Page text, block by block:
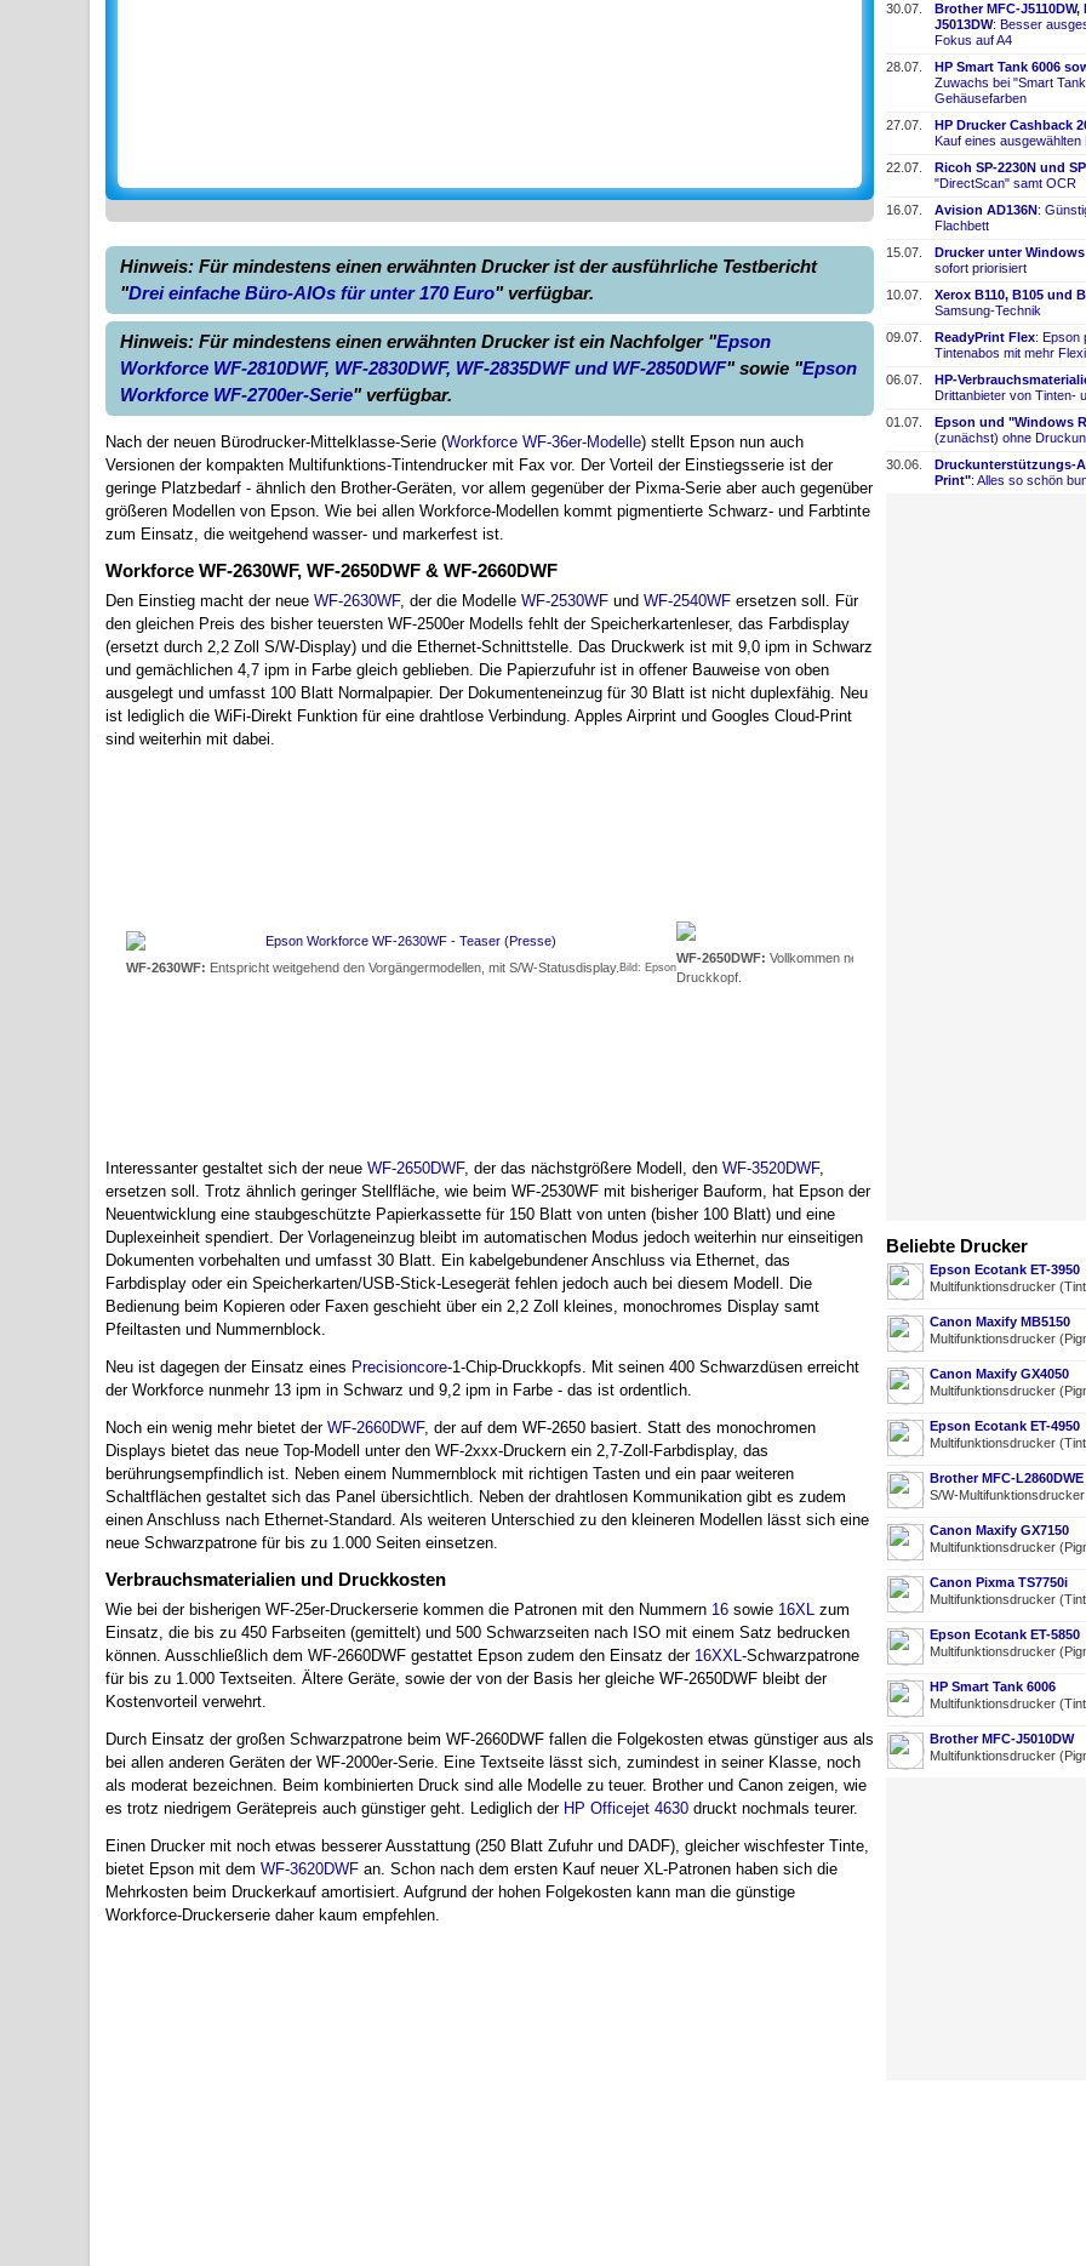
Hinweis: Für mindestens einen erwähnten Drucker ist der ausführliche Testbericht
"Drei einfache Büro-AIOs für unter 170 Euro" verfügbar.
Hinweis: Für mindestens einen erwähnten Drucker ist ein Nachfolger "Epson
Workforce WF-2810DWF, WF-2830DWF, WF-2835DWF und WF-2850DWF" sowie "Epson
Workforce WF-2700er-Serie" verfügbar.
Nach der neuen Bürodrucker-Mittelklasse-Serie (Workforce WF-36er-Modelle) stellt Epson nun auch
Versionen der kompakten Multifunktions-Tintendrucker mit Fax vor. Der Vorteil der Einstiegsserie ist der
geringe Platzbedarf - ähnlich den Brother-Geräten, vor allem gegenüber der Pixma-Serie aber auch gegenüber
größeren Modellen von Epson. Wie bei allen Workforce-Modellen kommt pigmentierte Schwarz- und Farbtinte
zum Einsatz, die weitgehend wasser- und markerfest ist.
Workforce WF-2630WF, WF-2650DWF & WF-2660DWF
Den Einstieg macht der neue WF-2630WF, der die Modelle WF-2530WF und WF-2540WF ersetzen soll. Für
den gleichen Preis des bisher teuersten WF-2500er Modells fehlt der Speicherkartenleser, das Farbdisplay
(ersetzt durch 2,2 Zoll S/W-Display) und die Ethernet-Schnittstelle. Das Druckwerk ist mit 9,0 ipm in Schwarz
und gemächlichen 4,7 ipm in Farbe gleich geblieben. Die Papierzufuhr ist in offener Bauweise von oben
ausgelegt und umfasst 100 Blatt Normalpapier. Der Dokumenteneinzug für 30 Blatt ist nicht duplexfähig. Neu
ist lediglich die WiFi-Direkt Funktion für eine drahtlose Verbindung. Apples Airprint und Googles Cloud-Print
sind weiterhin mit dabei.
WF-2630WF: Entspricht weitgehend den Vorgängermodellen, mit S/W-Statusdisplay. Bild: Epson
WF-2650DWF: Vollkommen neue Konstruktion mit geschlossener
Druckkopf.
Interessanter gestaltet sich der neue WF-2650DWF, der das nächstgrößere Modell, den WF-3520DWF,
ersetzen soll. Trotz ähnlich geringer Stellfläche, wie beim WF-2530WF mit bisheriger Bauform, hat Epson der
Neuentwicklung eine staubgeschützte Papierkassette für 150 Blatt von unten (bisher 100 Blatt) und eine
Duplexeinheit spendiert. Der Vorlageneinzug bleibt im automatischen Modus jedoch weiterhin nur einseitigen
Dokumenten vorbehalten und umfasst 30 Blatt. Ein kabelgebundener Anschluss via Ethernet, das
Farbdisplay oder ein Speicherkarten/USB-Stick-Lesegerät fehlen jedoch auch bei diesem Modell. Die
Bedienung beim Kopieren oder Faxen geschieht über ein 2,2 Zoll kleines, monochromes Display samt
Pfeiltasten und Nummernblock.
Neu ist dagegen der Einsatz eines Precisioncore-1-Chip-Druckkopfs. Mit seinen 400 Schwarzdüsen erreicht
der Workforce nunmehr 13 ipm in Schwarz und 9,2 ipm in Farbe - das ist ordentlich.
Noch ein wenig mehr bietet der WF-2660DWF, der auf dem WF-2650 basiert. Statt des monochromen
Displays bietet das neue Top-Modell unter den WF-2xxx-Druckern ein 2,7-Zoll-Farbdisplay, das
berührungsempfindlich ist. Neben einem Nummernblock mit richtigen Tasten und ein paar weiteren
Schaltflächen gestaltet sich das Panel übersichtlich. Neben der drahtlosen Kommunikation gibt es zudem
einen Anschluss nach Ethernet-Standard. Als weiteren Unterschied zu den kleineren Modellen lässt sich eine
neue Schwarzpatrone für bis zu 1.000 Seiten einsetzen.
Verbrauchsmaterialien und Druckkosten
Wie bei der bisherigen WF-25er-Druckerserie kommen die Patronen mit den Nummern 16 sowie 16XL zum
Einsatz, die bis zu 450 Farbseiten (gemittelt) und 500 Schwarzseiten nach ISO mit einem Satz bedrucken
können. Ausschließlich dem WF-2660DWF gestattet Epson zudem den Einsatz der 16XXL-Schwarzpatrone
für bis zu 1.000 Textseiten. Ältere Geräte, sowie der von der Basis her gleiche WF-2650DWF bleibt der
Kostenvorteil verwehrt.
Durch Einsatz der großen Schwarzpatrone beim WF-2660DWF fallen die Folgekosten etwas günstiger aus als
bei allen anderen Geräten der WF-2000er-Serie. Eine Textseite lässt sich, zumindest in seiner Klasse, noch
als moderat bezeichnen. Beim kombinierten Druck sind alle Modelle zu teuer. Brother und Canon zeigen, wie
es trotz niedrigem Gerätepreis auch günstiger geht. Lediglich der HP Officejet 4630 druckt nochmals teurer.
Einen Drucker mit noch etwas besserer Ausstattung (250 Blatt Zufuhr und DADF), gleicher wischfester Tinte,
bietet Epson mit dem WF-3620DWF an. Schon nach dem ersten Kauf neuer XL-Patronen haben sich die
Mehrkosten beim Druckerkauf amortisiert. Aufgrund der hohen Folgekosten kann man die günstige
Workforce-Druckerserie daher kaum empfehlen.
30.07.
Brother MFC-​J5110DW,
J5013DW: Besser
Fokus auf A4
28.07.
HP Smart Tank 6006
Zuwachs bei "Smart
Gehäusefarben
27.07.
HP Drucker Cashback
Kauf eines ausgewählten
22.07.
Ricoh SP-​2230N und
"DirectScan" samt OCR
16.07.
Avision AD136N :
Flachbett
15.07.
Drucker unter Windows
sofort priorisiert
10.07.
Xerox B110, B105 und
Samsung-​Technik
09.07.
ReadyPrint Flex: Epson
Tintenabos mit mehr
06.07.
HP-
Drittanbieter von Tinten-
01.07.
Epson und "Windows
(zunächst) ohne
30.06.
Druckunterstützungs-
Print": Alles so schön
Beliebte Drucker
Epson Ecotank ET-3950
Multifunktionsdrucker
Canon Maxify MB5150
Multifunktionsdrucker
Canon Maxify GX4050
Multifunktionsdrucker
Epson Ecotank ET-4950
Multifunktionsdrucker
Brother MFC-L2860DWE
S/W-
Canon Maxify GX7150
Multifunktionsdrucker
Canon Pixma TS7750i
Multifunktionsdrucker
Epson Ecotank ET-5850
Multifunktionsdrucker
HP Smart Tank 6006
Multifunktionsdrucker
Brother MFC-J5010DW
Multifunktionsdrucker